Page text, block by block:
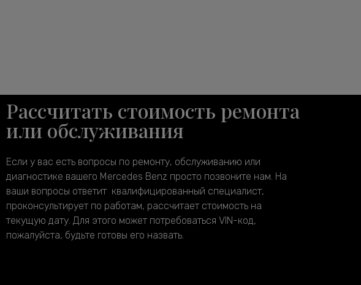
Рассчитать стоимость ремонта
или обслуживания
Если у вас есть вопросы по ремонту, обслуживанию или
диагностике вашего Mercedes Benz просто позвоните нам. На
ваши вопросы ответит квалифицированный специалист,
проконсультирует по работам, рассчитает стоимость на
текущую дату. Для этого может потребоваться VIN-код,
пожалуйста, будьте готовы его назвать.